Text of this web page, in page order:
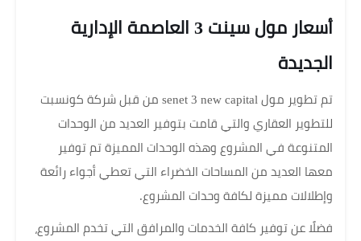
أسعار مول سينت 3 العاصمة الإدارية
الجديدة
تم تطوير مول senet 3 new capital من قبل شركة كونسبت
للتطوير العقاري والتي قامت بتوفير العديد من الوحدات
المتنوعة في المشروع وهذه الوحدات المميزة تم توفير
معها العديد من المساحات الخضراء التي تعطي أجواء رائعة
وإطلالات مميزة لكافة وحدات المشروع.
فضلًا عن توفير كافة الخدمات والمرافق التي تخدم المشروع،